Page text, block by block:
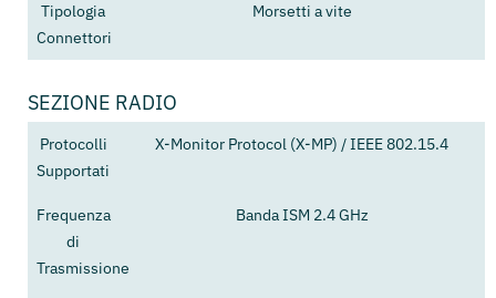
Tipologia
Connettori
Morsetti a vite
SEZIONE RADIO
Protocolli
Supportati
X-Monitor Protocol (X-MP) / IEEE 802.15.4
Frequenza
di
Trasmissione
Banda ISM 2.4 GHz